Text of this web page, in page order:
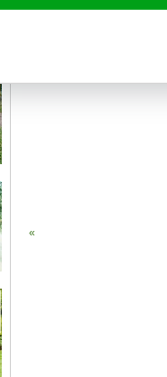
«